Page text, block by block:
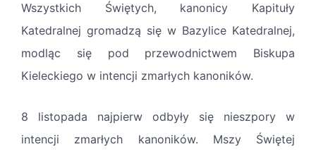
Wszystkich Świętych, kanonicy Kapituły
Katedralnej gromadzą się w Bazylice Katedralnej,
modląc się pod przewodnictwem Biskupa
Kieleckiego w intencji zmarłych kanoników.
8 listopada najpierw odbyły się nieszpory w
intencji zmarłych kanoników. Mszy Świętej